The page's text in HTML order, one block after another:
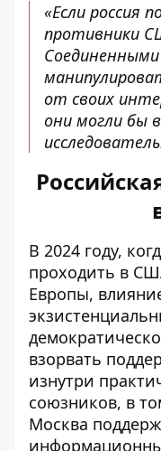
«Если россия
противники
от своих
они могли бы
В 2024 году,
проходить в
Европы,
взорвать
изнутри
союзников, в
Москва